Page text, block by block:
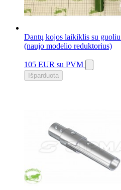
Dantų kojos laikiklis su
(naujo modelio reduktorius)
105 EUR su PVM
Išparduota